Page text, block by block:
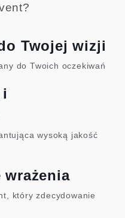
Twojej wizji
do Twoich oczekiwań
wysoką jakość
wrażenia
który zdecydowanie